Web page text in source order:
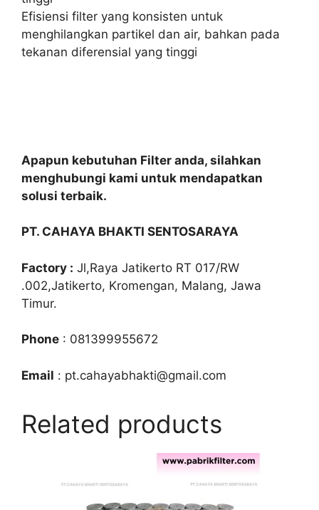
Efisiensi filter yang konsisten untuk
menghilangkan partikel dan air, bahkan pada
tekanan diferensial yang tinggi
Apapun kebutuhan Filter anda, silahkan
menghubungi kami untuk mendapatkan
solusi terbaik.
PT. CAHAYA BHAKTI SENTOSARAYA
Factory : Jl,Raya Jatikerto RT 017/RW
.002,Jatikerto, Kromengan, Malang, Jawa
Timur.
Phone : 081399955672
Email : pt.cahayabhakti@gmail.com
Related products